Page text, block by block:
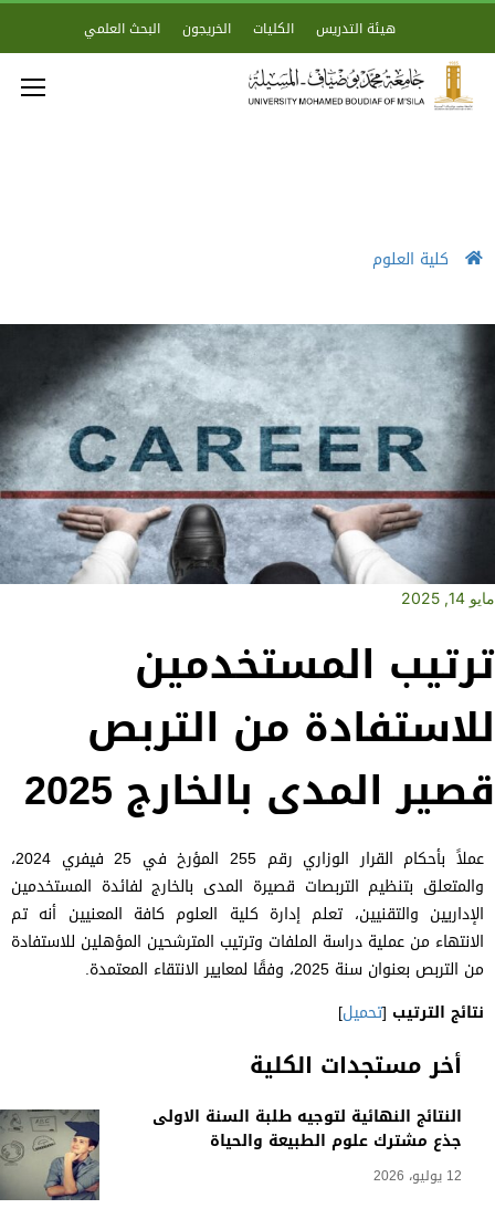
هيئة التدريس الكليات الخريجون البحث العلمي
كلية العلوم
أخر مستجدات الكلية
النتائج النهائية لتوجيه طلبة السنة الاولى
جذع مشترك علوم الطبيعة والحياة
12 يوليو، 2026
مايو 14, 2025
ترتيب المستخدمين
للاستفادة من التربص
قصير المدى بالخارج 2025
عملاً بأحكام القرار الوزاري رقم 255 المؤرخ في 25 فيفري 2024،
والمتعلق بتنظيم التربصات قصيرة المدى بالخارج لفائدة المستخدمين
الإداريين والتقنيين، تعلم إدارة كلية العلوم كافة المعنيين أنه تم
الانتهاء من عملية دراسة الملفات وترتيب المترشحين المؤهلين للاستفادة
من التربص بعنوان سنة 2025، وفقًا لمعايير الانتقاء المعتمدة.
نتائج الترتيب [تحميل]